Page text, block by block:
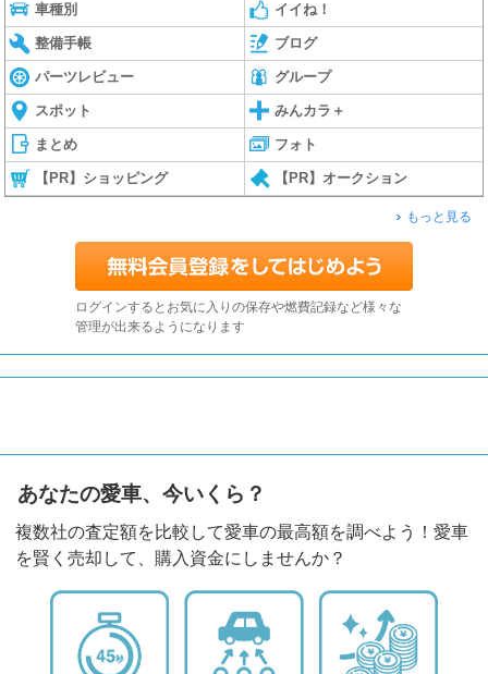
車種別 イイね！
整備手帳 ブログ
パーツレビュー グループ
スポット みんカラ＋
まとめ フォト
【PR】ショッピング 【PR】オークション
もっと見る
ログインするとお気に入りの保存や燃費記録など様々な
管理が出来るようになります
あなたの愛車、今いくら？
複数社の査定額を比較して愛車の最高額を調べよう！愛車
を賢く売却して、購入資金にしませんか？